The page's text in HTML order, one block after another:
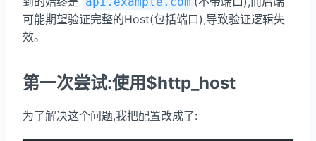
可能期望验证完整的Host(包括端口),导致验证逻辑失
效。
第一次尝试:使用$http_host
为了解决这个问题,我把配置改成了: